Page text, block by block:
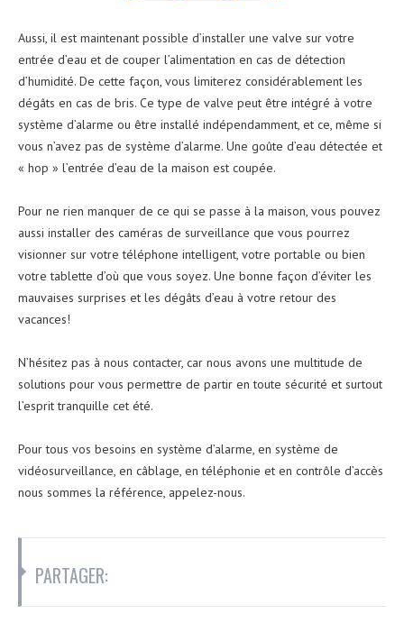
Aussi, il est maintenant possible d’installer une valve sur votre
entrée d’eau et de couper l’alimentation en cas de détection
d’humidité. De cette façon, vous limiterez considérablement les
dégâts en cas de bris. Ce type de valve peut être intégré à votre
système d’alarme ou être installé indépendamment, et ce, même si
vous n’avez pas de système d’alarme. Une goûte d’eau détectée et
« hop » l’entrée d’eau de la maison est coupée.
Pour ne rien manquer de ce qui se passe à la maison, vous pouvez
aussi installer des caméras de surveillance que vous pourrez
visionner sur votre téléphone intelligent, votre portable ou bien
votre tablette d’où que vous soyez. Une bonne façon d’éviter les
mauvaises surprises et les dégâts d’eau à votre retour des
vacances!
N’hésitez pas à nous contacter, car nous avons une multitude de
solutions pour vous permettre de partir en toute sécurité et surtout
l’esprit tranquille cet été.
Pour tous vos besoins en système d’alarme, en système de
vidéosurveillance, en câblage, en téléphonie et en contrôle d’accès
nous sommes la référence, appelez-nous.
PARTAGER: